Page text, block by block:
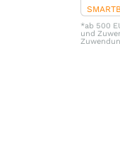
*ab 500
und